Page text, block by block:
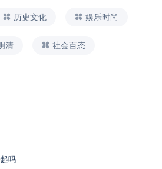
历史文化 娱乐时尚
清 社会百态
吗